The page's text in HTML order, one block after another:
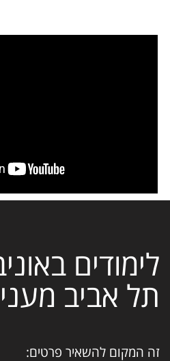
לימודים
תל אביב
זה המקום להשאיר פרטים: